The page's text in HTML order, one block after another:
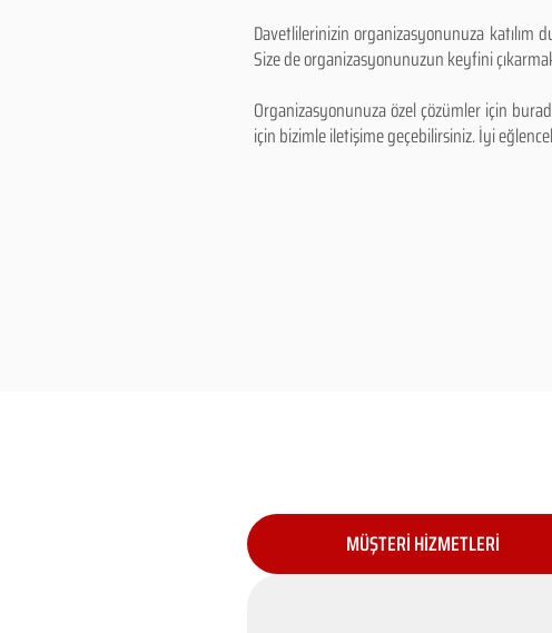
Davetlilerinizin organizasyonunuza katılım
Size de organizasyonunuzun keyfini
Organizasyonunuza özel çözümler için
için bizimle iletişime geçebilirsiniz. İyi
MÜŞTERİ HİZMETLERİ